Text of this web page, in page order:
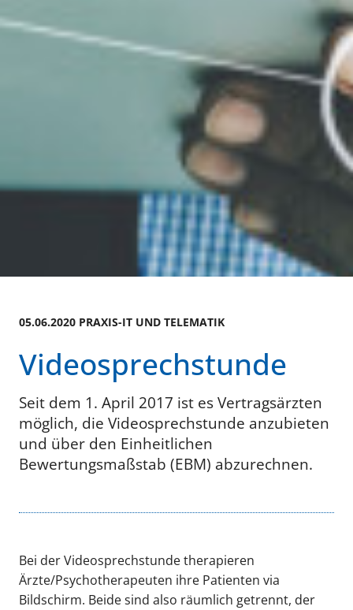
05.06.2020 PRAXIS-IT UND TELEMATIK
Videosprechstunde
Seit dem 1. April 2017 ist es Vertragsärzten
möglich, die Videosprechstunde anzubieten
und über den Einheitlichen
Bewertungsmaßstab (EBM) abzurechnen.
Bei der Videosprechstunde therapieren
Ärzte/Psychotherapeuten ihre Patienten via
Bildschirm. Beide sind also räumlich getrennt, der